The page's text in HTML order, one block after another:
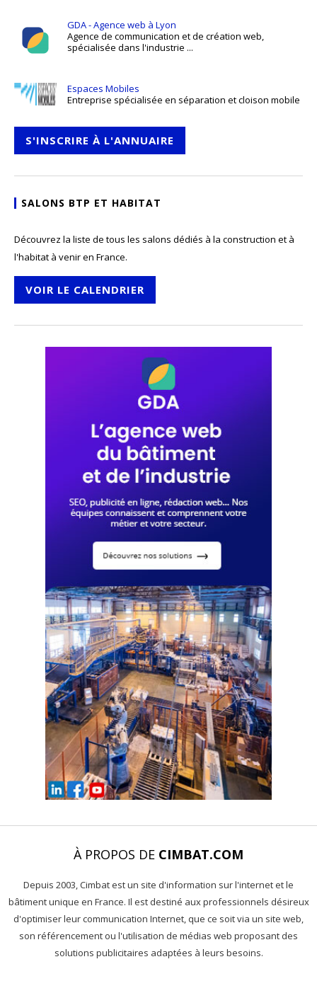
GDA - Agence web à Lyon
Agence de communication et de création web,
spécialisée dans l'industrie ...
Espaces Mobiles
Entreprise spécialisée en séparation et cloison mobile
S'INSCRIRE À L'ANNUAIRE
SALONS BTP ET HABITAT
Découvrez la liste de tous les salons dédiés à la construction et à
l'habitat à venir en France.
VOIR LE CALENDRIER
À PROPOS DE CIMBAT.COM
Depuis 2003, Cimbat est un site d'information sur l'internet et le
bâtiment unique en France. Il est destiné aux professionnels désireux
d'optimiser leur communication Internet, que ce soit via un site web,
son référencement ou l'utilisation de médias web proposant des
solutions publicitaires adaptées à leurs besoins.